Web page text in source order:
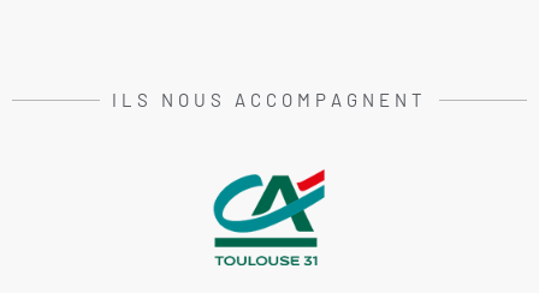
ILS NOUS ACCOMPAGNENT